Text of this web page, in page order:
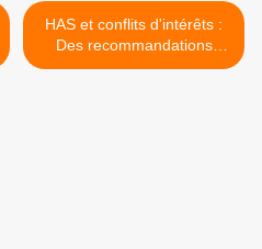
HAS et conflits d'intérêts :
Des recommandations
professionnelles peu